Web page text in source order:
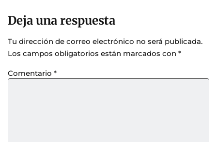
Deja una respuesta
Tu dirección de correo electrónico no será publicada.
Los campos obligatorios están marcados con *
Comentario *